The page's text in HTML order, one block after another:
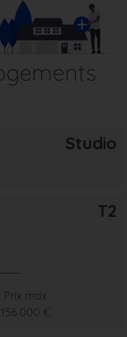
Studio
T2
Prix max
156 000 €